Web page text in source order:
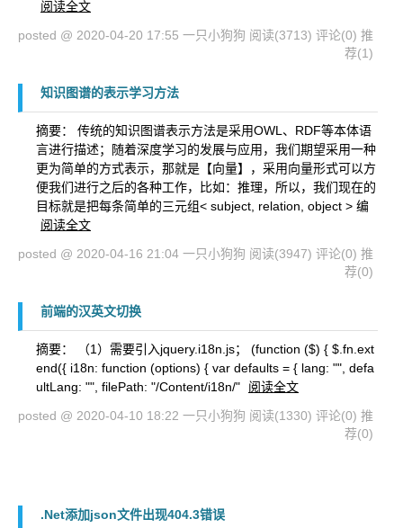
阅读全文
posted @ 2020-04-20 17:55 一只小狗狗 阅读(3713) 评论(0) 推
荐(1)
知识图谱的表示学习方法
摘要： 传统的知识图谱表示方法是采用OWL、RDF等本体语
言进行描述；随着深度学习的发展与应用，我们期望采用一种
更为简单的方式表示，那就是【向量】，采用向量形式可以方
便我们进行之后的各种工作，比如：推理，所以，我们现在的
目标就是把每条简单的三元组< subject, relation, object > 编
阅读全文
posted @ 2020-04-16 21:04 一只小狗狗 阅读(3947) 评论(0) 推
荐(0)
前端的汉英文切换
摘要： （1）需要引入jquery.i18n.js； (function ($) { $.fn.ext
end({ i18n: function (options) { var defaults = { lang: "", defa
ultLang: "", filePath: "/Content/i18n/"
阅读全文
posted @ 2020-04-10 18:22 一只小狗狗 阅读(1330) 评论(0) 推
荐(0)
.Net添加json文件出现404.3错误